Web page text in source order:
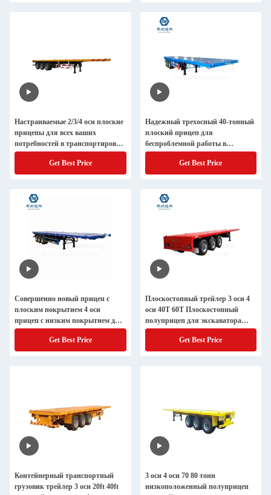
Настраиваемые 2/3/4 оси плоские
прицепы для всех ваших
потребностей в транспортировке
грузов
Get Best Price
Надежный трехосный 40-тонный
плоский прицеп для
беспроблемной работы в
сложных условиях
Get Best Price
Совершенно новый прицеп с
плоским покрытием 4 оси
прицеп с низким покрытием для
грузовиков с индивидуальными
Get Best Price
Плоскостопный трейлер 3 оси 4
оси 40T 60T Плоскостопный
полуприцеп для экскаватора
крана Контейнерная перевозка
Get Best Price
Контейнерный транспортный
грузовик трейлер 3 оси 20ft 40ft
3 оси 4 оси 70 80 тонн
низкоположенный полуприцеп